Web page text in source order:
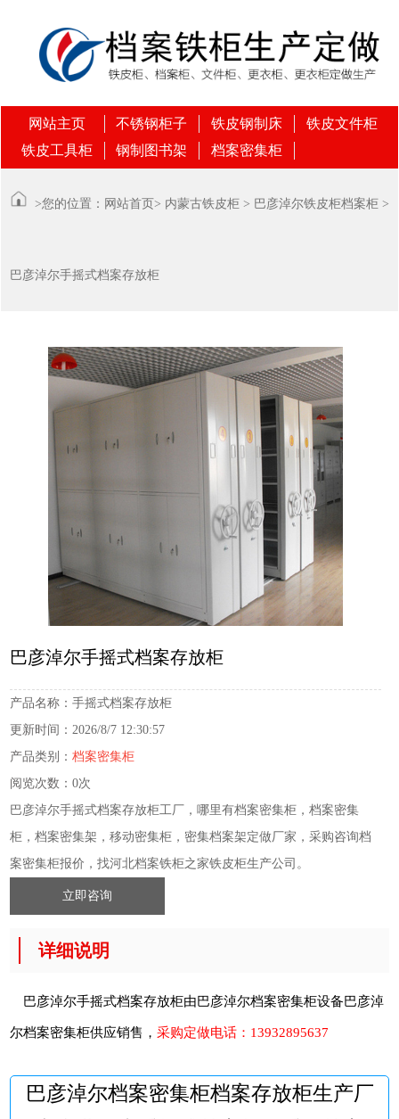
网站主页 不锈钢柜子 铁皮钢制床
铁皮文件柜
铁皮工具柜
钢制图书架 档案密集柜
>您的位置： 网站首页> 内蒙古铁皮柜 > 巴彦淖尔铁皮柜档案柜 >
巴彦淖尔手摇式档案存放柜
巴彦淖尔手摇式档案存放柜
产品名称： 手摇式档案存放柜
更新时间： 2026/8/7 12:30:57
产品类别： 档案密集柜
阅览次数： 0次
巴彦淖尔手摇式档案存放柜工厂，哪里有档案密集柜，档案密集
柜，档案密集架，移动密集柜，密集档案架定做厂家，采购咨询档
案密集柜报价，找河北档案铁柜之家铁皮柜生产公司。
立即咨询
详细说明
巴彦淖尔手摇式档案存放柜由巴彦淖尔档案密集柜设备巴彦淖
尔档案密集柜供应销售， 采购定做电话： 13932895637
巴彦淖尔档案密集柜档案存放柜生产厂